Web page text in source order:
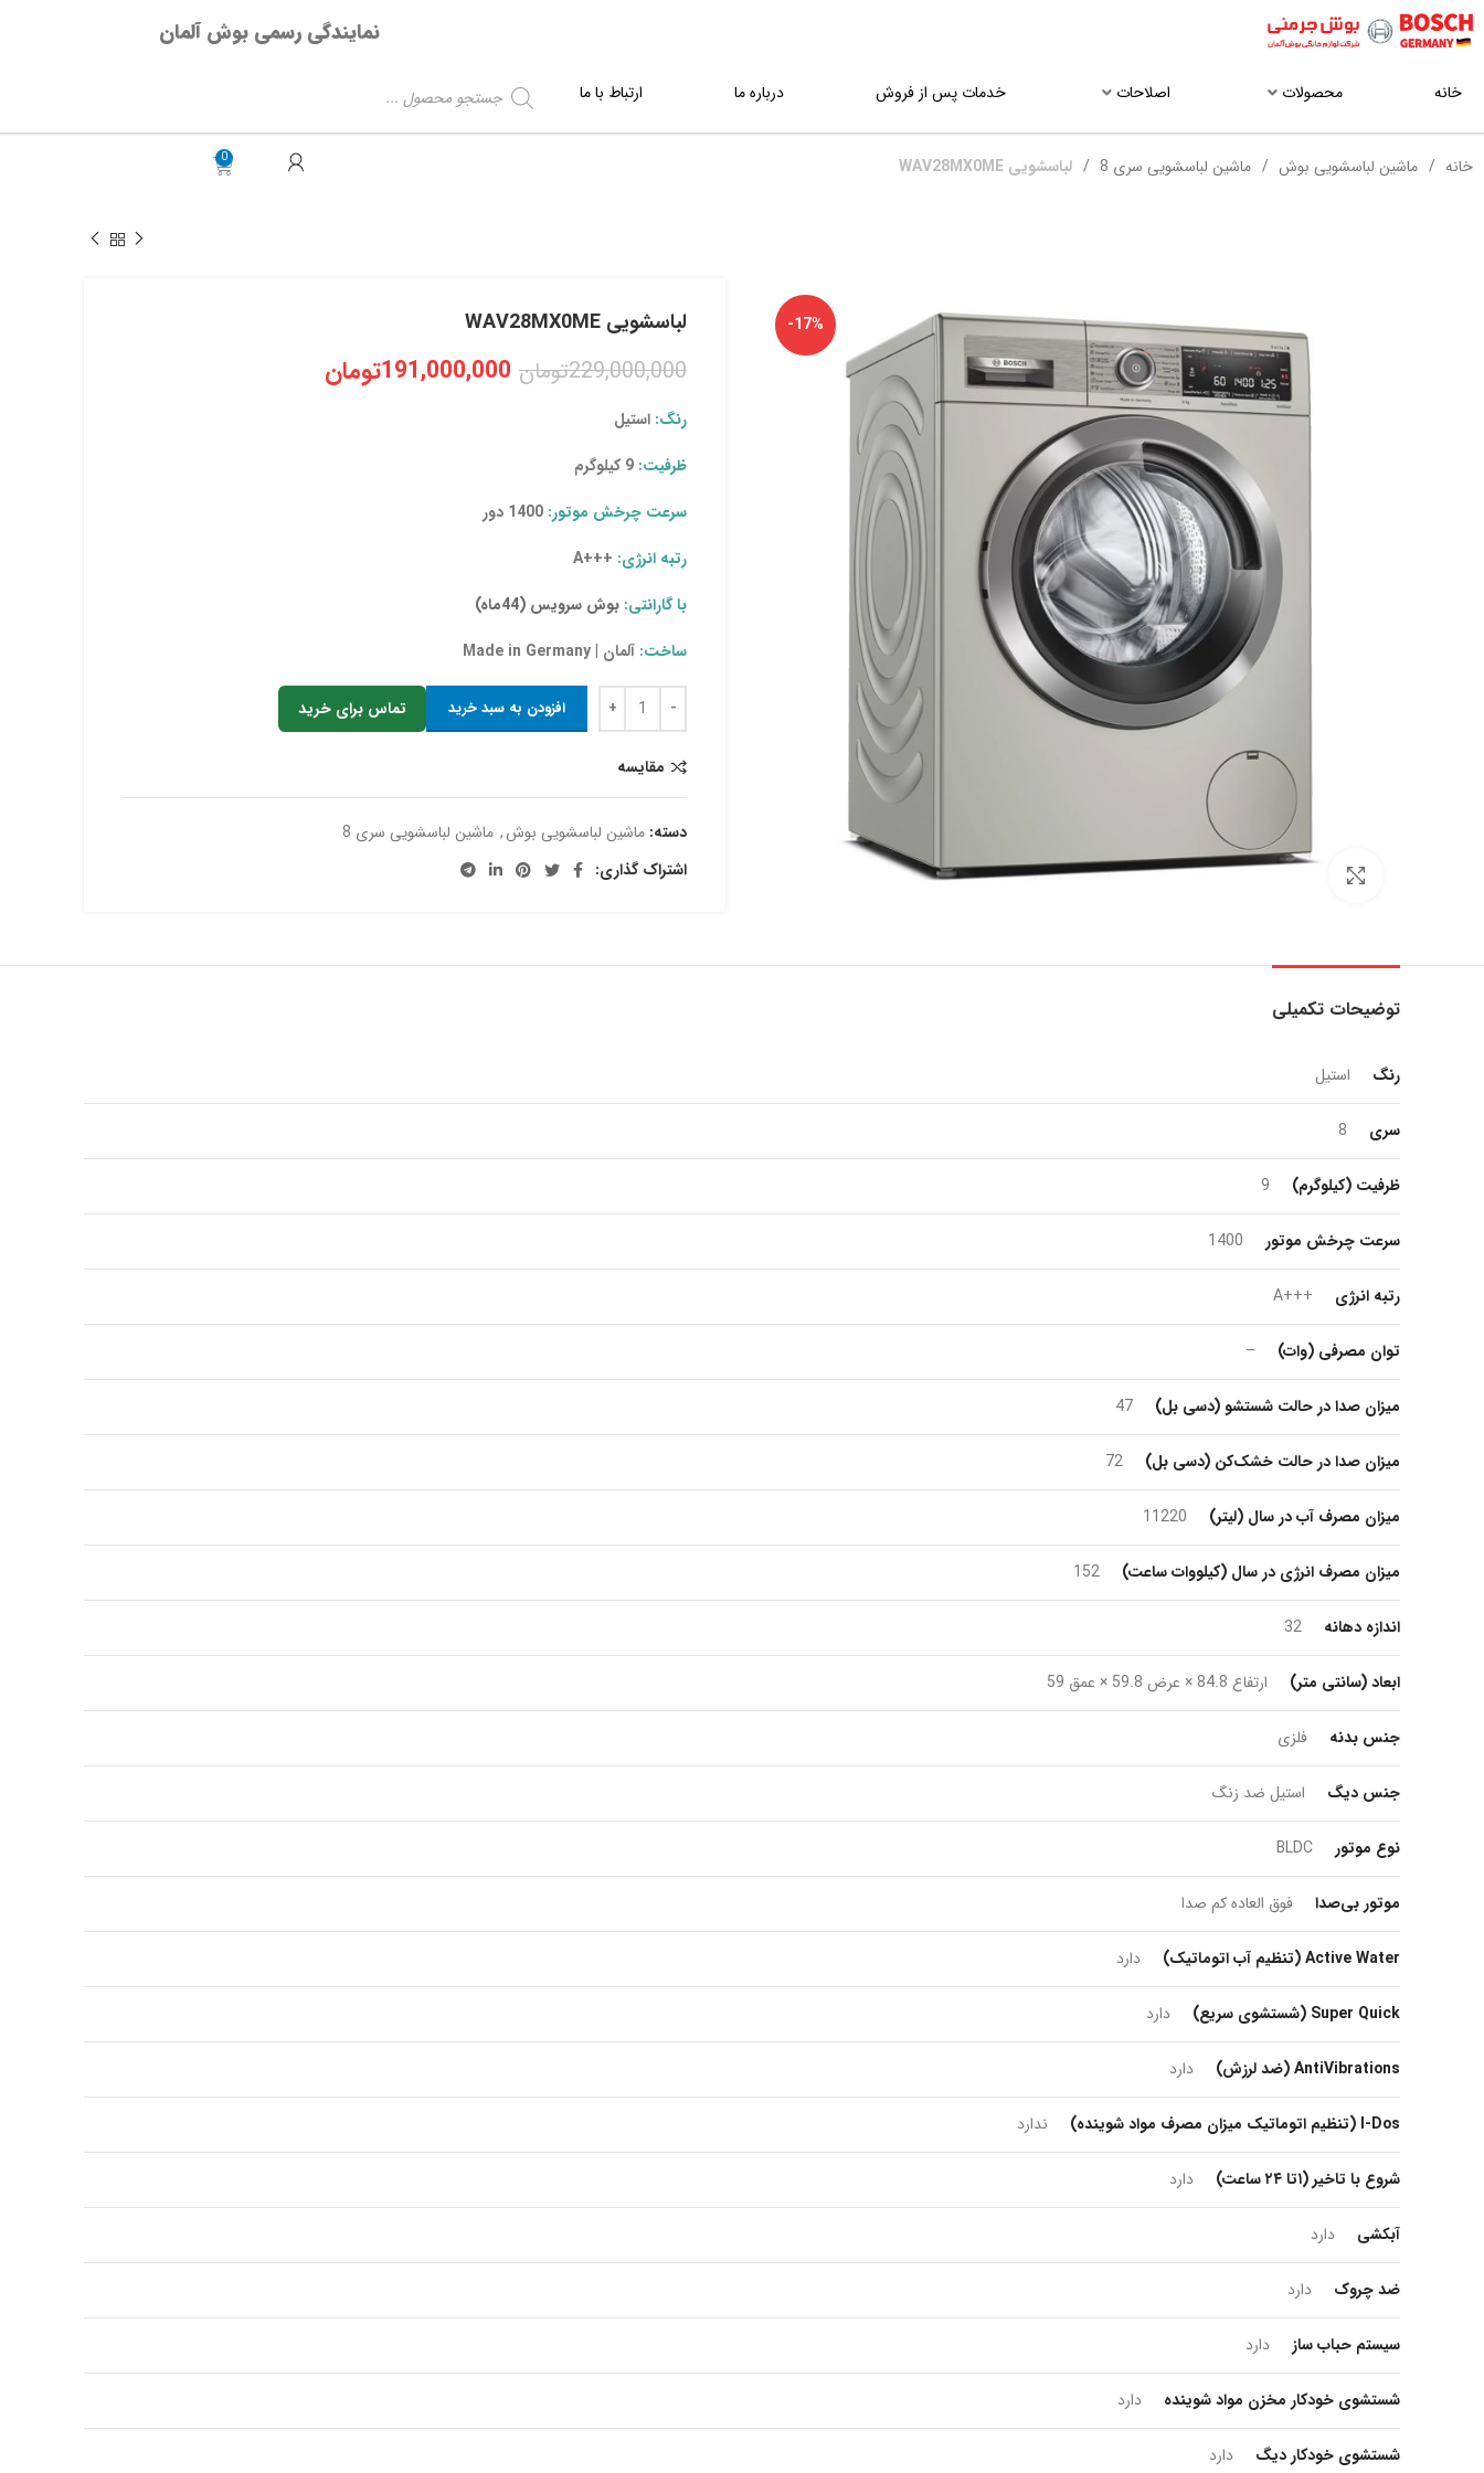
نمایندگی رسمی بوش آلمان
خانه محصولات اصلاحات خدمات پس از فروش درباره ما ارتباط با ما
خانه ماشین لباسشویی بوش ماشین لباسشویی سری 8 لباسشویی WAV28MX0ME
-17%
بزرگنمایی تصویر
لباسشویی WAV28MX0ME
229,000,000تومان 191,000,000تومان
رنگ: استیل
ظرفیت:
سرعت چرخش موتور:
رتبه انرژی: +++A
با گارانتی: بوش سرویس (44ماه)
ساخت: آلمان | Made in Germany
افزودن به سبد خرید تماس برای خرید
مقایسه
دسته: ماشین لباسشویی بوش, ماشین لباسشویی سری 8
اشتراک گذاری:
توضیحات تکمیلی
رنگ استیل
سری 8
ظرفیت (کیلوگرم) 9
سرعت چرخش موتور 1400
رتبه انرژی +++A
توان مصرفی (وات) –
میزان صدا در حالت شستشو (دسی بل) 47
میزان صدا در حالت خشک‌کن (دسی بل) 72
میزان مصرف آب در سال (لیتر) 11220
میزان مصرف انرژی در سال (کیلووات ساعت) 152
اندازه دهانه 32
ابعاد (سانتی متر) ارتفاع 84.8 × عرض 59.8 × عمق 59
جنس بدنه فلزی
جنس دیگ استیل ضد زنگ
نوع موتور BLDC
موتور بی‌صدا فوق العاده کم صدا
Active Water (تنظیم آب اتوماتیک) دارد
Super Quick (شستشوی سریع) دارد
AntiVibrations (ضد لرزش) دارد
I-Dos (تنظیم اتوماتیک میزان مصرف مواد شوینده) ندارد
شروع با تاخیر (۱تا ۲۴ ساعت) دارد
آبکشی دارد
ضد چروک دارد
سیستم حباب ساز دارد
شستشوی خودکار مخزن مواد شوینده دارد
شستشوی خودکار دیگ دارد